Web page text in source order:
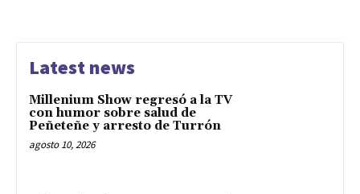
Latest news
Millenium Show regresó a la TV
con humor sobre salud de
Peñeteñe y arresto de Turrón
agosto 10, 2026